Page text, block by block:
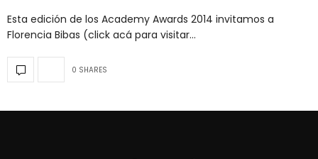
Esta edición de los Academy Awards 2014 invitamos a
Florencia Bibas (click acá para visitar…
0 SHARES